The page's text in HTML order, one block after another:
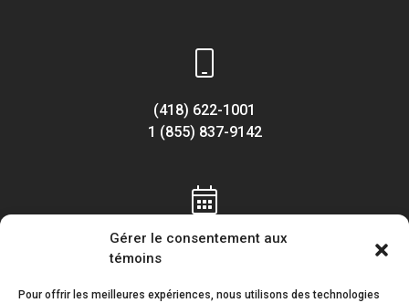
Gérer le consentement aux
témoins
Pour offrir les meilleures expériences, nous utilisons des technologies
(418) 622-1001
1 (855) 837-9142
Lundi au vendredi
8h30 à 16h30